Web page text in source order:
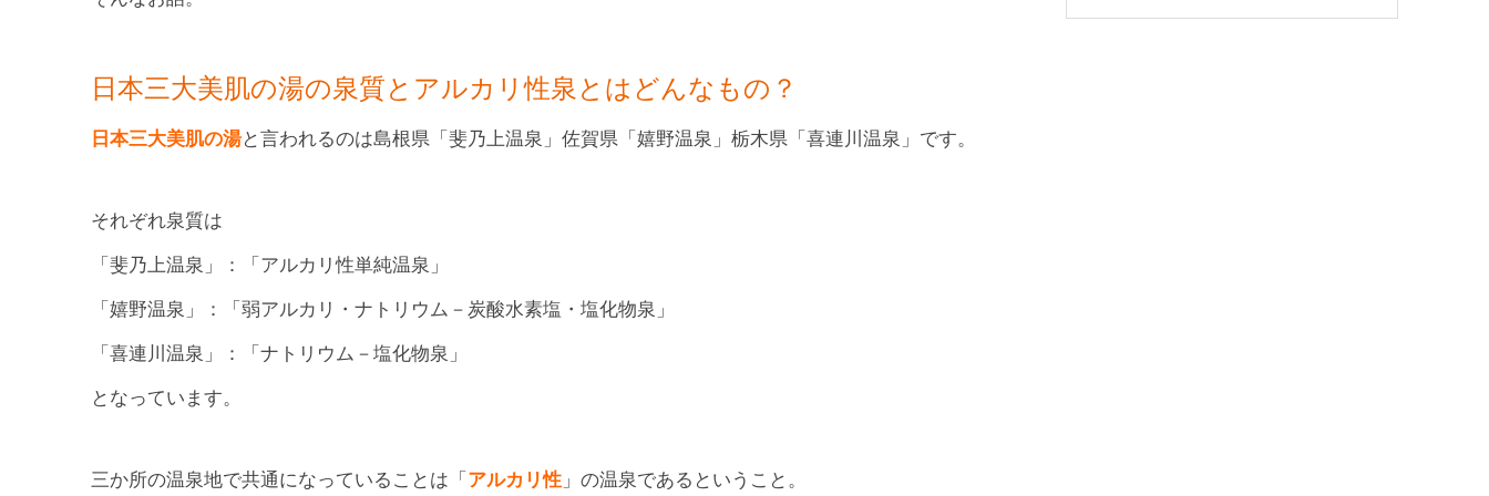
日本三大美肌の湯の泉質とアルカリ性泉とはどんなもの？
日本三大美肌の湯と言われるのは島根県「斐乃上温泉」佐賀県「嬉野温泉」栃木県「喜連川温泉」です。
それぞれ泉質は
「斐乃上温泉」：「アルカリ性単純温泉」
「嬉野温泉」：「弱アルカリ・ナトリウム－炭酸水素塩・塩化物泉」
「喜連川温泉」：「ナトリウム－塩化物泉」
となっています。
三か所の温泉地で共通になっていることは「 アルカリ性 」の温泉であるということ。